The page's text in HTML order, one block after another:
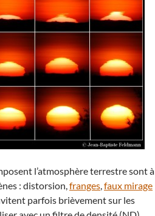
l’atmosphère terrestre sont à
: distorsion,franges,faux mirage
parfois brièvement sur les